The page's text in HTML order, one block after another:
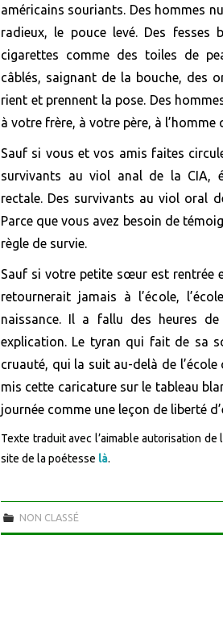
américains souriants. Des hommes
radieux, le pouce levé. Des fesses
cigarettes comme des toiles de
câblés, saignant de la bouche, des
rient et prennent la pose. Des
à votre frère, à votre père, à l’homme
Sauf si vous et vos amis faites
survivants au viol anal de la CIA,
rectale. Des survivants au viol oral
Parce que vous avez besoin de
règle de survie.
Sauf si votre petite sœur est rentrée
retournerait jamais à l’école,
naissance. Il a fallu des heures
explication. Le tyran qui fait de sa
cruauté, qui la suit au-delà de
mis cette caricaturesur le tableau
journée comme une leçon de liberté
Texte traduit avec l’aimable autorisation
site de la poétesse là.
NON CLASSÉ